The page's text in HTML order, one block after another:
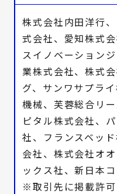
株式会社内田洋行
式会社、愛知株式
スイノベーション
業株式会社、株式
グ、サンワサプラ
機械、芙蓉総合リ
ピタル株式会社、
社、フランスベッ
会社、株式会社オ
ックス社、新日本
※取引先に掲載許